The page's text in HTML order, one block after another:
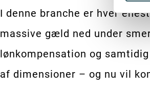
I denne branche er hver
massive gæld ned under
lønkompensation og
af dimensioner – og nu vil